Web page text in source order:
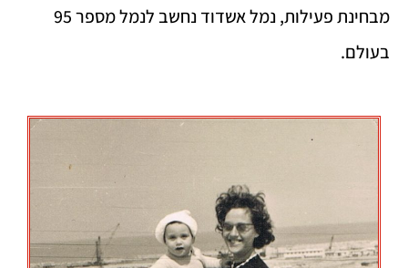
מבחינת פעילות, נמל אשדוד נחשב לנמל מספר 95
בעולם.